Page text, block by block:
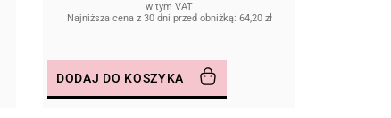
w tym VAT
Najniższa cena z 30 dni przed obniżką: 64,20 zł
DODAJ DO KOSZYKA